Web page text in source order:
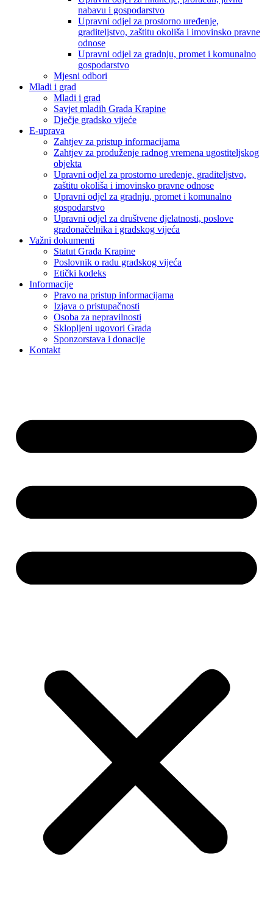
nabavu i gospodarstvo
Upravni odjel za prostorno uređenje,
graditeljstvo, zaštitu okoliša i imovinsko pravne
odnose
Upravni odjel za gradnju, promet i komunalno
gospodarstvo
Mjesni odbori
Mladi i grad
Mladi i grad
Savjet mladih Grada Krapine
Dječje gradsko vijeće
E-uprava
Zahtjev za pristup informacijama
Zahtjev za produženje radnog vremena ugostiteljskog
objekta
Upravni odjel za prostorno uređenje, graditeljstvo,
zaštitu okoliša i imovinsko pravne odnose
Upravni odjel za gradnju, promet i komunalno
gospodarstvo
Upravni odjel za društvene djelatnosti, poslove
gradonačelnika i gradskog vijeća
Važni dokumenti
Statut Grada Krapine
Poslovnik o radu gradskog vijeća
Etički kodeks
Informacije
Pravo na pristup informacijama
Izjava o pristupačnosti
Osoba za nepravilnosti
Sklopljeni ugovori Grada
Sponzorstava i donacije
Kontakt